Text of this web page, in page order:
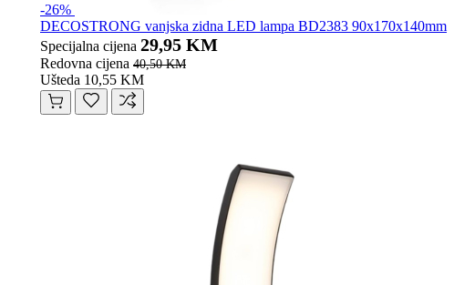
-26%
DECOSTRONG vanjska zidna LED lampa BD2383 90x170x140mm
Specijalna cijena 29,95 KM
Redovna cijena 40,50 KM
Ušteda 10,55 KM